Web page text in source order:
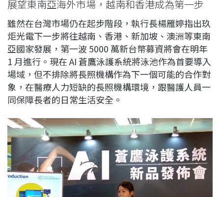
展望東南亞海外市場，越南和香港成為第一步
雖然在台灣市場仍在起步階段，執行長楊雁婷指出玖
炬光電下一步將往越南、香港、新加坡、澳洲等東南
亞國家發展，第一波 5000 萬新台幣募資將會在明年
1 月進行。現在 AI 蒼鷹泳護系統將泳池作為首要導入
場域，但不排除將長照機構作為下一個可能的合作對
象，在醫療人力短缺的長照機構環境，跟醫護人員一
同保障長者的日常生活安全。